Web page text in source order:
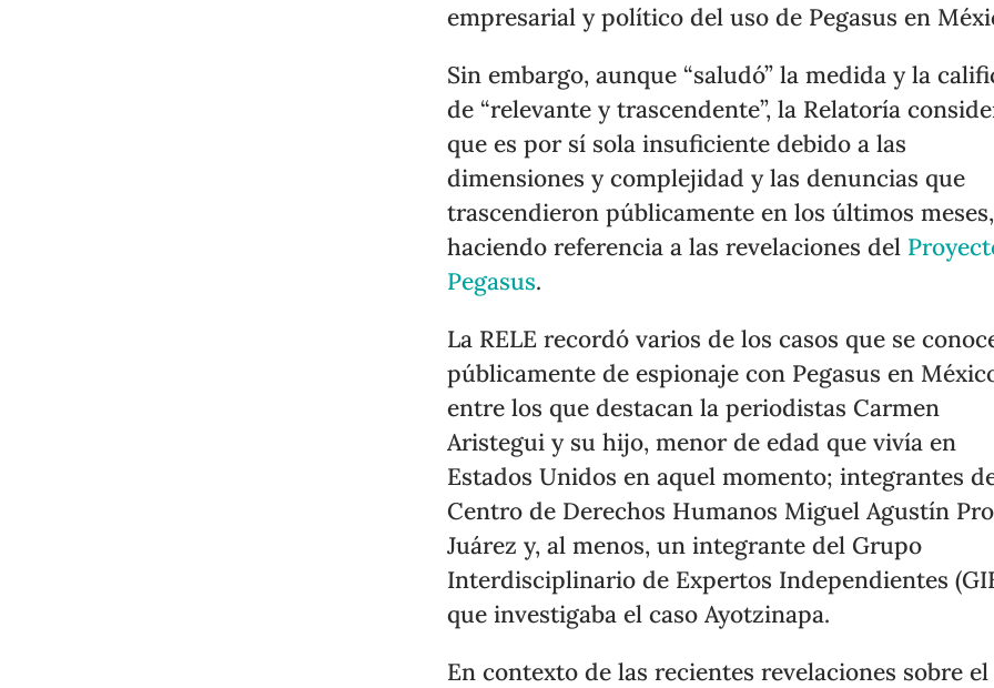
empresarial y político del uso de Pegasus en
Sin embargo, aunque “saludó” la medida y la
de “relevante y trascendente”, la Relatoría
que es por sí sola insuficiente debido a las
dimensiones y complejidad y las denuncias que
trascendieron públicamente en los últimos meses,
haciendo referencia a las revelaciones del
Pegasus.
La RELE recordó varios de los casos que se
públicamente de espionaje con Pegasus en
entre los que destacan la periodistas Carmen
Aristegui y su hijo, menor de edad que vivía en
Estados Unidos en aquel momento; integrantes
Centro de Derechos Humanos Miguel Agustín Pro
Juárez y, al menos, un integrante del Grupo
Interdisciplinario de Expertos Independientes
que investigaba el caso Ayotzinapa.
En contexto de las recientes revelaciones sobre